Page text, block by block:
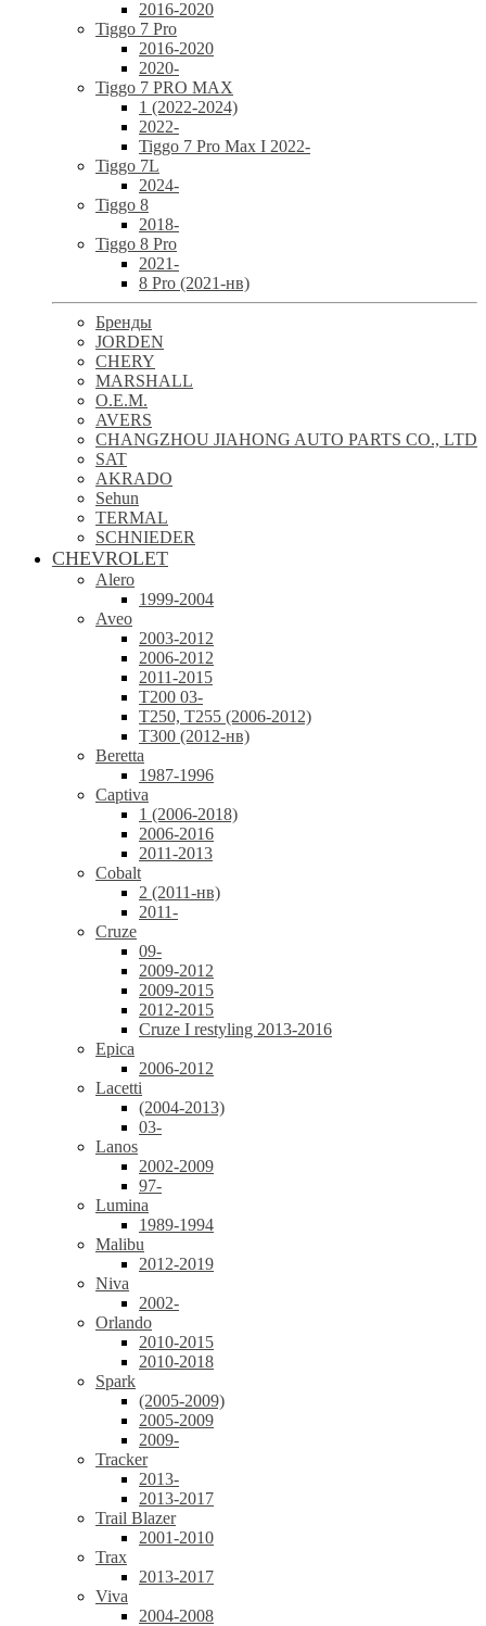
2016-2020
Tiggo 7 Pro
2016-2020
2020-
Tiggo 7 PRO MAX
1 (2022-2024)
2022-
Tiggo 7 Pro Max I 2022-
Tiggo 7L
2024-
Tiggo 8
2018-
Tiggo 8 Pro
2021-
8 Pro (2021-нв)
Бренды
JORDEN
CHERY
MARSHALL
O.E.M.
AVERS
CHANGZHOU JIAHONG AUTO PARTS CO., LTD
SAT
AKRADO
Sehun
TERMAL
SCHNIEDER
CHEVROLET
Alero
1999-2004
Aveo
2003-2012
2006-2012
2011-2015
T200 03-
T250, T255 (2006-2012)
T300 (2012-нв)
Beretta
1987-1996
Captiva
1 (2006-2018)
2006-2016
2011-2013
Cobalt
2 (2011-нв)
2011-
Cruze
09-
2009-2012
2009-2015
2012-2015
Cruze I restyling 2013-2016
Epica
2006-2012
Lacetti
(2004-2013)
03-
Lanos
2002-2009
97-
Lumina
1989-1994
Malibu
2012-2019
Niva
2002-
Orlando
2010-2015
2010-2018
Spark
(2005-2009)
2005-2009
2009-
Tracker
2013-
2013-2017
Trail Blazer
2001-2010
Trax
2013-2017
Viva
2004-2008